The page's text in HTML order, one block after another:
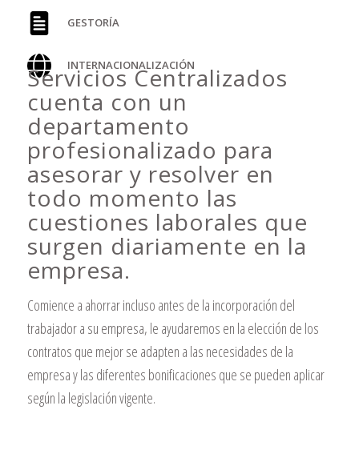
GESTORÍA
INTERNACIONALIZACIÓN
Servicios Centralizados
cuenta con un
departamento
profesionalizado para
asesorar y resolver en
todo momento las
cuestiones laborales que
surgen diariamente en la
empresa.
Comience a ahorrar incluso antes de la incorporación del
trabajador a su empresa, le ayudaremos en la elección de los
contratos que mejor se adapten a las necesidades de la
empresa y las diferentes bonificaciones que se pueden aplicar
según la legislación vigente.